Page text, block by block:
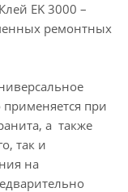
EK 3000 –
ремонтных
при
а также
так и
на